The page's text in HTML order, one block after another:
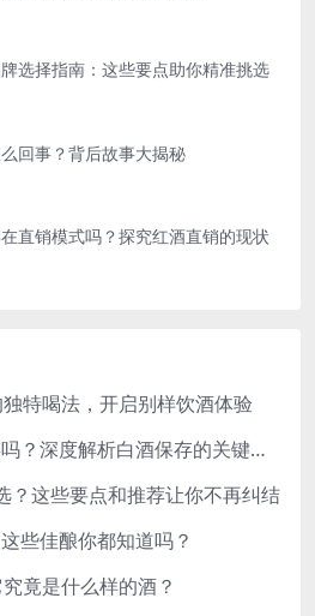
选择指南：这些要点助你精准挑选
回事？背后故事大揭秘
直销模式吗？探究红酒直销的现状
特喝法，开启别样饮酒体验
46度白酒适合保存吗？深度解析白酒保存的关键因素
？这些要点和推荐让你不再纠结
些佳酿你都知道吗？
竟是什么样的酒？